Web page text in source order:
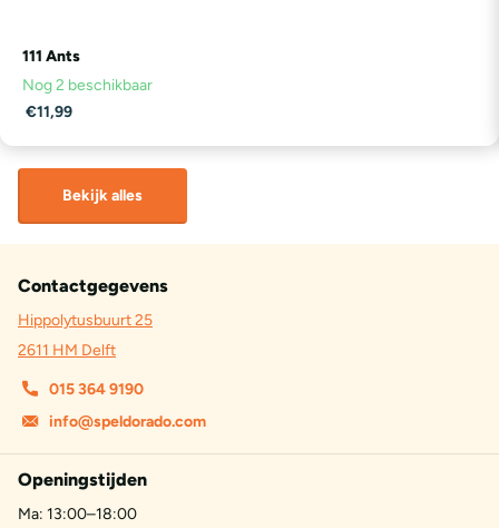
111 Ants
Nog 2 beschikbaar
€11,99
Bekijk alles
Contactgegevens
Hippolytusbuurt 25
2611 HM Delft
015 364 9190
info@speldorado.com
Openingstijden
Ma: 13:00–18:00